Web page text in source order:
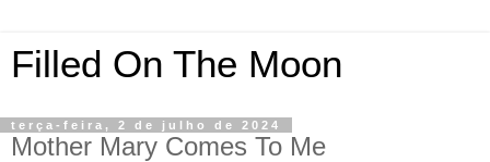
Filled On The Moon
terça-feira, 2 de julho de 2024
Mother Mary Comes To Me